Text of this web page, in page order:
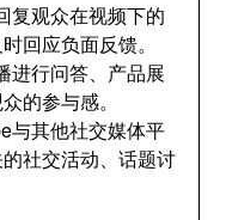
复观众在视频下的
回应负面反馈。
进行问答、产品展
的参与感。
与其他社交媒体平
社交活动、话题讨